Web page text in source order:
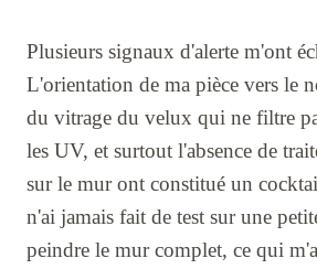
Plusieurs signaux d'alerte m'ont
L'orientation de ma pièce vers le
du vitrage du velux qui ne filtre
les UV, et surtout l'absence de
sur le mur ont constitué un
n'ai jamais fait de test sur une
peindre le mur complet, ce qui